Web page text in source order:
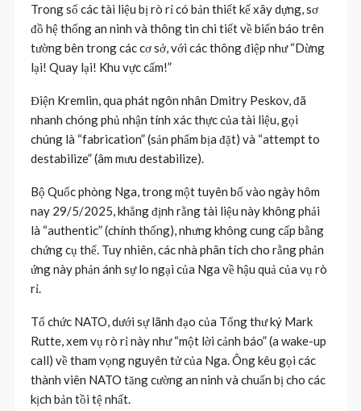
Trong số các tài liệu bị rò rỉ có bản thiết kế xây dựng, sơ
đồ hệ thống an ninh và thông tin chi tiết về biển báo trên
tường bên trong các cơ sở, với các thông điệp như “Dừng
lại! Quay lại! Khu vực cấm!”
Điện Kremlin, qua phát ngôn nhân Dmitry Peskov, đã
nhanh chóng phủ nhận tính xác thực của tài liệu, gọi
chúng là “fabrication” (sản phẩm bịa đặt) và “attempt to
destabilize” (âm mưu destabilize).
Bộ Quốc phòng Nga, trong một tuyên bố vào ngày hôm
nay 29/5/2025, khẳng định rằng tài liệu này không phải
là “authentic” (chính thống), nhưng không cung cấp bằng
chứng cụ thể. Tuy nhiên, các nhà phân tích cho rằng phản
ứng này phản ánh sự lo ngại của Nga về hậu quả của vụ rò
rỉ.
Tổ chức NATO, dưới sự lãnh đạo của Tổng thư ký Mark
Rutte, xem vụ rò rỉ này như “một lời cảnh báo” (a wake-up
call) về tham vọng nguyên tử của Nga. Ông kêu gọi các
thành viên NATO tăng cường an ninh và chuẩn bị cho các
kịch bản tồi tệ nhất.